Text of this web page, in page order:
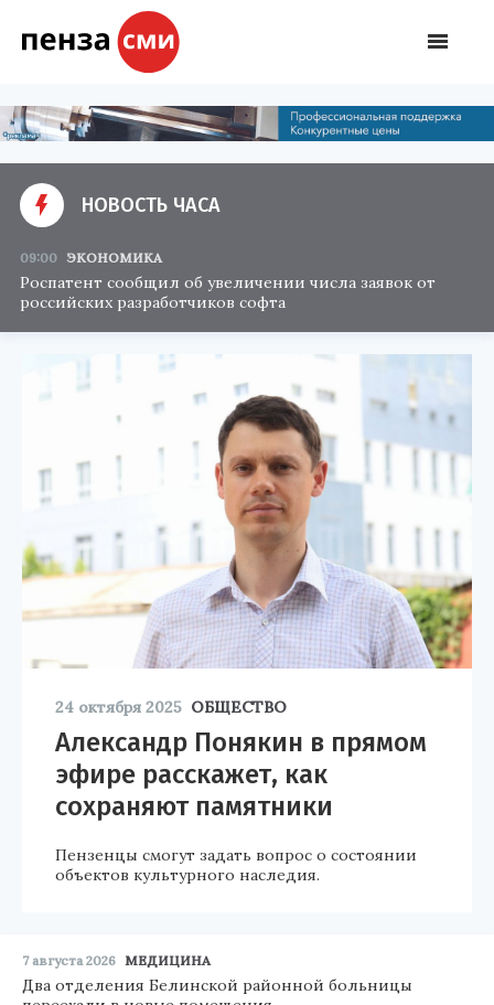
НОВОСТЬ ЧАСА
09:00 ЭКОНОМИКА
Роспатент сообщил об увеличении числа заявок от
российских разработчиков софта
24 октября 2025 ОБЩЕСТВО
Александр Понякин в прямом
эфире расскажет, как
сохраняют памятники
Пензенцы смогут задать вопрос о состоянии
объектов культурного наследия.
7 августа 2026 МЕДИЦИНА
Два отделения Белинской районной больницы